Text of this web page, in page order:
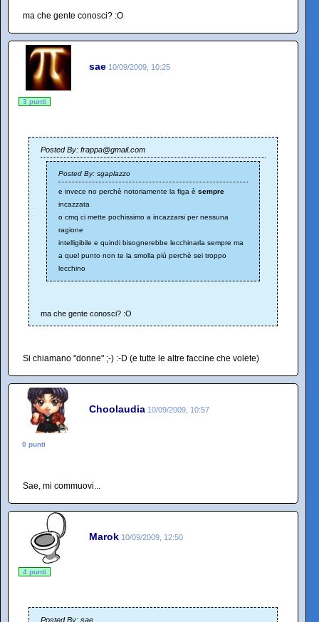
ma che gente conosci? :O
sae 10/09/2009, 10:25
3 punti
Posted By: frappa@gmail.com
Posted By: sgaplazzo
e invece no perchè notoriamente la figa è sempre
incazzata
o cmq ci mette pochissimo a incazzarsi per nessuna
ragione
intelligibile e quindi bisognerebbe lecchinarla sempre ma
a quel punto non te la smolla più perchè sei troppo
lecchino
ma che gente conosci? :O
Si chiamano "donne" ;-) :-D (e tutte le altre faccine che volete)
Choolaudia 10/09/2009, 10:57
0 punti
Sae, mi commuovi...
Marok 10/09/2009, 12:50
4 punti
Posted By: sae